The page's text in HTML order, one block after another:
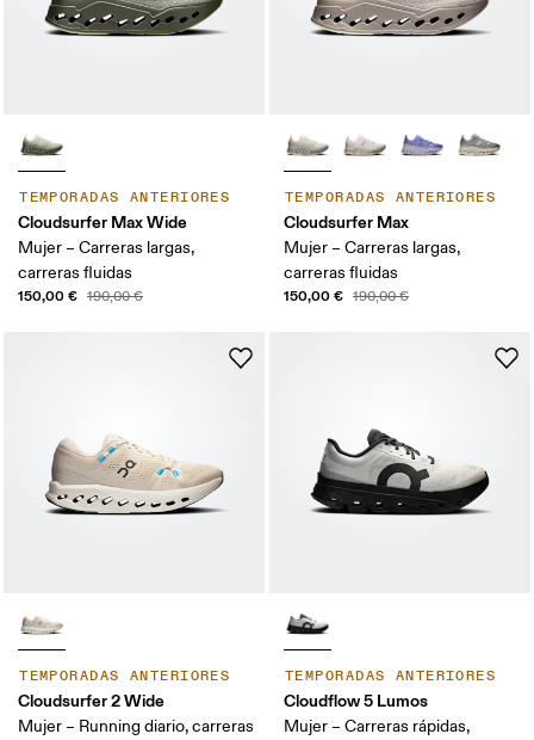
TEMPORADAS ANTERIORES
Cloudsurfer Max Wide
Mujer – Carreras largas,
carreras fluidas
150,00 € 190,00 €
TEMPORADAS ANTERIORES
Cloudsurfer Max
Mujer – Carreras largas,
carreras fluidas
150,00 € 190,00 €
TEMPORADAS ANTERIORES
Cloudsurfer 2 Wide
Mujer – Running diario, carreras
TEMPORADAS ANTERIORES
Cloudflow 5 Lumos
Mujer – Carreras rápidas,